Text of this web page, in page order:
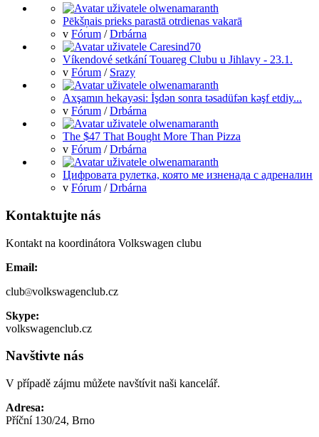
Pēkšņais prieks parastā otrdienas vakarā
v Fórum /Drbárna
Víkendové setkání Touareg Clubu u Jihlavy - 23.1.
v Fórum / Srazy
Axşamın hekayəsi: İşdən sonra təsadüfən kəşf etdiy...
v Fórum /Drbárna
The $47 That Bought More Than Pizza
v Fórum /Drbárna
Цифровата рулетка, която ме изненада с адреналин
v Fórum /Drbárna
Kontaktujte nás
Kontakt na koordinátora Volkswagen clubu
Email:
club volkswagenclub.cz
Skype:
volkswagenclub.cz
Navštivte nás
V případě zájmu můžete navštívit naši kancelář.
Adresa:
Příční 130/24, Brno